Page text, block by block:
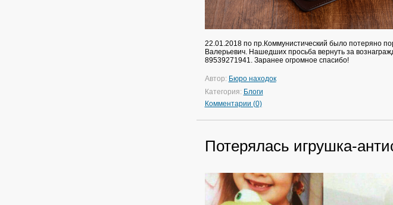
22.01.2018 по пр.Коммунистический было потеряно
Валерьевич. Нашедших просьба вернуть за
89539271941. Заранее огромное спасибо!
Автор: Бюро находок
Категория: Блоги
Комментарии (0)
Потерялась игрушка-